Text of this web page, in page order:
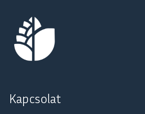
Kapcsolat